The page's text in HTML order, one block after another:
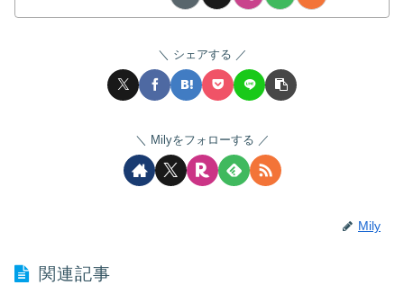
シェアする
Milyをフォローする
Mily
関連記事